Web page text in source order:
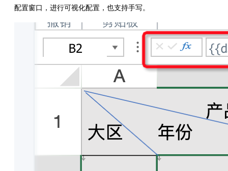
配置窗口，进行可视化配置，也支持手写。